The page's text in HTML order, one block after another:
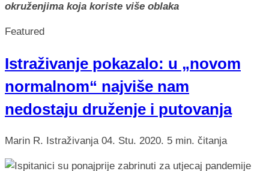
okruženjima koja koriste više oblaka
Featured
Istraživanje pokazalo: u „novom
normalnom“ najviše nam
nedostaju druženje i putovanja
Marin R. Istraživanja 04. Stu. 2020. 5 min. čitanja